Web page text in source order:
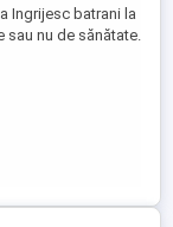
Ingrijesc batrani la
nu de sănătate.
ocup de